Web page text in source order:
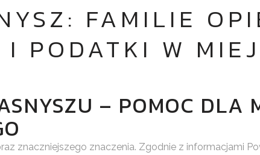
FAMILIE
PODATKI W
– POMOC DLA
znaczniejszego znaczenia. Zgodnie z informacjami